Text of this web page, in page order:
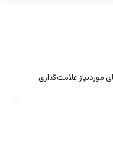
موردنیاز علامت‌گذاری